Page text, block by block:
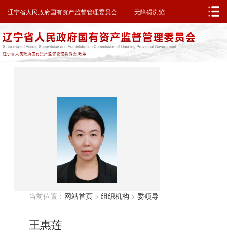
辽宁省人民政府 邮箱系统 无障碍浏览
辽宁省人民政府国有资产监督管理委员会 无障碍浏览
当前位置： 网站首页 > 组织机构 > 委领导
王惠莲